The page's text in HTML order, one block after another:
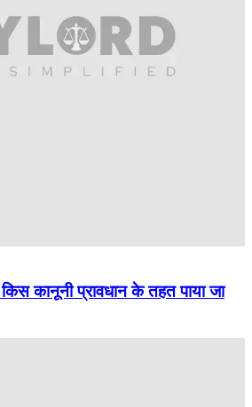
कानूनी प्रावधान के तहत पाया जा